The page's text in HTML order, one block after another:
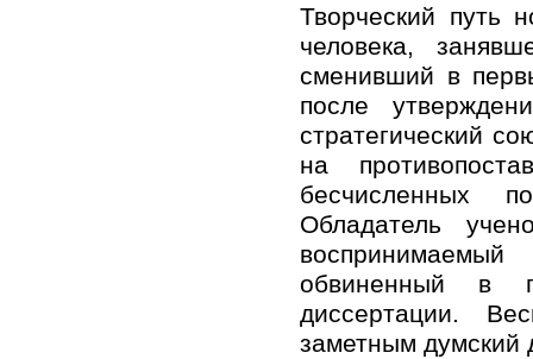
Творческий путь
человека,
сменивший в
после
стратегический
на
бесчисленных
Обладатель
обвиненный в
диссертации.
заметным думский